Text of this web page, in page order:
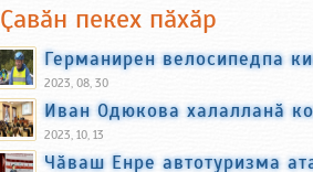
Ҫавӑн пекех пӑхӑр
Германирен велосипедпа
2023, 08, 30
Иван Одюкова халалланӑ
2023, 10, 13
Чӑваш Енре автотуризма